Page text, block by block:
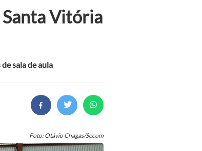
Santa Vitória
sala de aula
Foto: Otávio Chagas/Secom